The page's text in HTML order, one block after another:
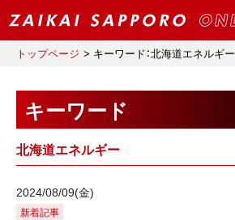
トップページ キーワード：北海道エネルギー
キーワード
北海道エネルギー
2024/08/09(金)
新着記事